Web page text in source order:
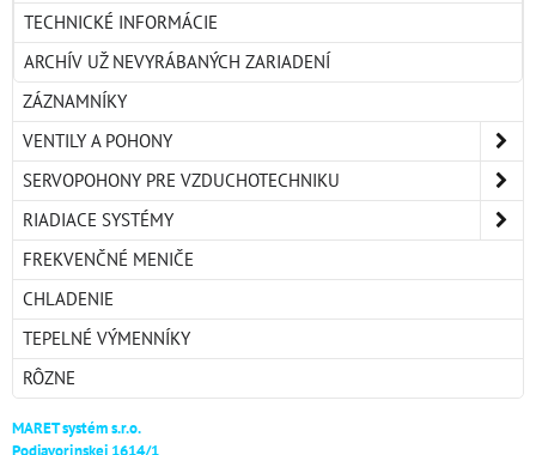
TECHNICKÉ INFORMÁCIE
ARCHÍV UŽ NEVYRÁBANÝCH ZARIADENÍ
ZÁZNAMNÍKY
VENTILY A POHONY
SERVOPOHONY PRE VZDUCHOTECHNIKU
RIADIACE SYSTÉMY
FREKVENČNÉ MENIČE
CHLADENIE
TEPELNÉ VÝMENNÍKY
RÔZNE
MARET systém s.r.o.
Podjavorinskej 1614/1